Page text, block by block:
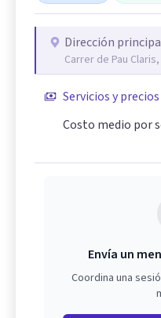
Dirección
Carrer de Pau
Servicios y precios
Costo medio por
Envía un
Coordina una